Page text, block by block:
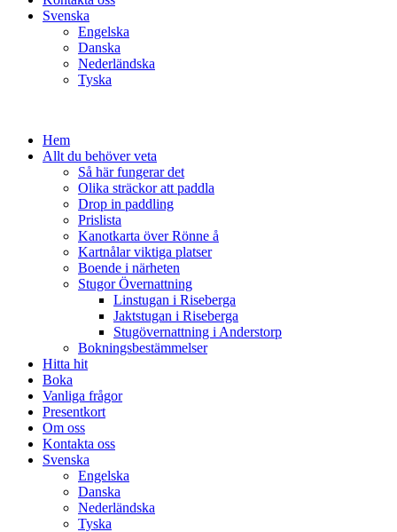
Svenska
Engelska
Danska
Nederländska
Tyska
Hem
Allt du behöver veta
Så här fungerar det
Olika sträckor att paddla
Drop in paddling
Prislista
Kanotkarta över Rönne å
Kartnålar viktiga platser
Boende i närheten
Stugor Övernattning
Linstugan i Riseberga
Jaktstugan i Riseberga
Stugövernattning i Anderstorp
Bokningsbestämmelser
Hitta hit
Boka
Vanliga frågor
Presentkort
Om oss
Kontakta oss
Svenska
Engelska
Danska
Nederländska
Tyska